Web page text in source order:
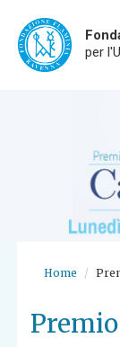
per
Home